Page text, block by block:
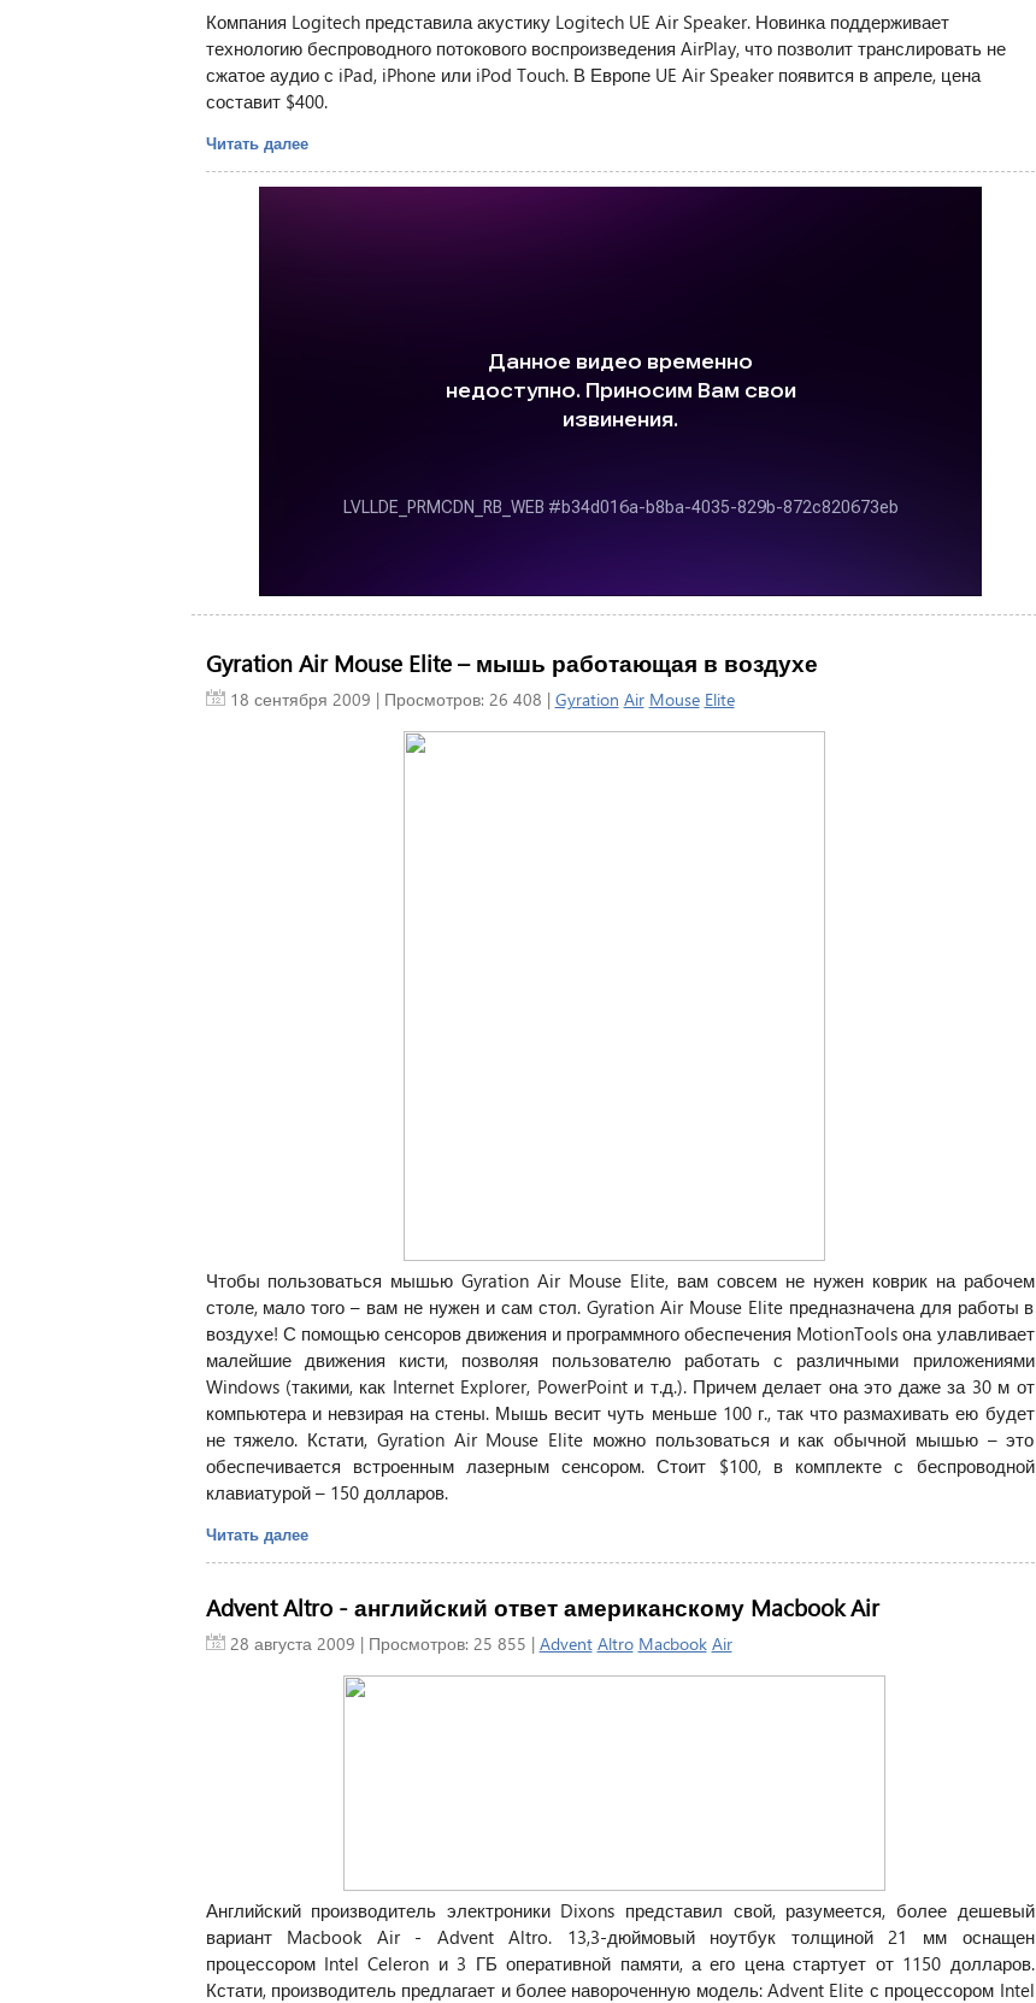
Компания Logitech представила акустику Logitech UE Air Speaker. Новинка поддерживает
технологию беспроводного потокового воспроизведения AirPlay, что позволит транслировать не
сжатое аудио с iPad, iPhone или iPod Touch. В Европе UE Air Speaker появится в апреле, цена
составит $400.
Читать далее
Gyration Air Mouse Elite – мышь работающая в воздухе
18 сентября 2009 | Просмотров: 26 408 | Gyration Air Mouse Elite
Чтобы пользоваться мышью Gyration Air Mouse Elite, вам совсем не нужен коврик на рабочем
столе, мало того – вам не нужен и сам стол. Gyration Air Mouse Elite предназначена для работы в
воздухе! С помощью сенсоров движения и программного обеспечения MotionTools она улавливает
малейшие движения кисти, позволяя пользователю работать с различными приложениями
Windows (такими, как Internet Explorer, PowerPoint и т.д.). Причем делает она это даже за 30 м от
компьютера и невзирая на стены. Мышь весит чуть меньше 100 г., так что размахивать ею будет
не тяжело. Кстати, Gyration Air Mouse Elite можно пользоваться и как обычной мышью – это
обеспечивается встроенным лазерным сенсором. Стоит $100, в комплекте с беспроводной
клавиатурой – 150 долларов.
Читать далее
Advent Altro - английский ответ американскому Macbook Air
28 августа 2009 | Просмотров: 25 855 | Advent Altro Macbook Air
Английский производитель электроники Dixons представил свой, разумеется, более дешевый
вариант Macbook Air - Advent Altro. 13,3-дюймовый ноутбук толщиной 21 мм оснащен
процессором Intel Celeron и 3 ГБ оперативной памяти, а его цена стартует от 1150 долларов.
Кстати, производитель предлагает и более навороченную модель: Advent Elite с процессором Intel